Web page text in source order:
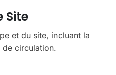
Site
et du site, incluant la
circulation.